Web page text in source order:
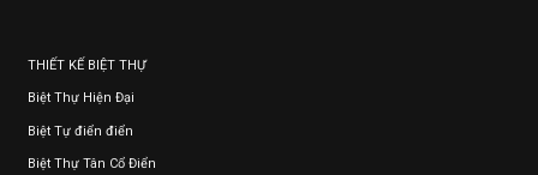
THIẾT KẾ BIỆT THỰ
Biệt Thự Hiện Đại
Biệt Tự điển điển
Biệt Thự Tân Cổ Điển